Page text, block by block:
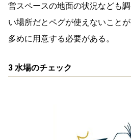
営スペースの地面の状況なども
い場所だとペグが使えないこと
多めに用意する必要がある。
3 水場のチェック